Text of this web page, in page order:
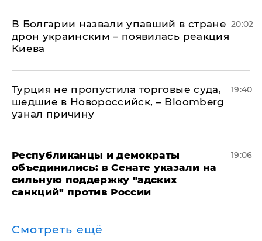
В Болгарии назвали упавший в стране
дрон украинским – появилась реакция
Киева
20:02
Турция не пропустила торговые суда,
шедшие в Новороссийск, – Bloomberg
узнал причину
19:40
Республиканцы и демократы
объединились: в Сенате указали на
сильную поддержку "адских
санкций" против России
19:06
Смотреть ещё